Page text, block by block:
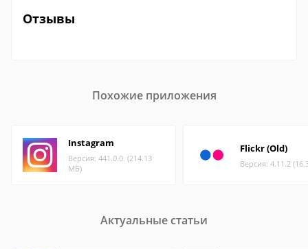
Отзывы
Похожие приложения
Instagram
Версия: 441.0.0. (214.13
МБ)
Flickr (Old)
Версия: 4.11.2
Актуальные статьи